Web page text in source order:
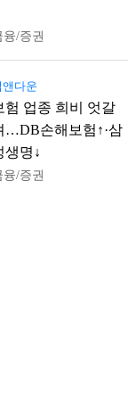
융/증권
앤다운
험 업종 희비 엇갈
…DB손해보험↑·삼
생명↓
융/증권